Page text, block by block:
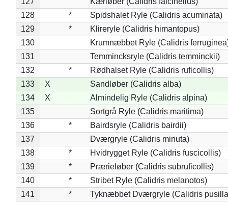
128
*
Spidshalet Ryle (Calidris acuminata)
129
*
Klireryle (Calidris himantopus)
130
Krumnæbbet Ryle (Calidris
131
Temmincksryle (Calidris temminckii)
132
*
Rødhalset Ryle (Calidris ruficollis)
133
X
Sandløber (Calidris alba)
134
X
Almindelig Ryle (Calidris alpina)
135
Sortgrå Ryle (Calidris maritima)
136
*
Bairdsryle (Calidris bairdii)
137
Dværgryle (Calidris minuta)
138
*
Hvidrygget Ryle (Calidris fuscicollis)
139
*
Prærieløber (Calidris subruficollis)
140
*
Stribet Ryle (Calidris melanotos)
141
*
Tyknæbbet Dværgryle (Calidris